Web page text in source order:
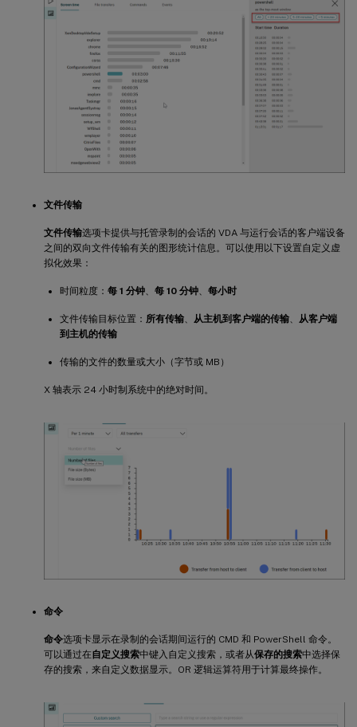
文件传输
文件传输选项卡提供与托管录制的会话的 VDA 与运行会话的客户端设备
之间的双向文件传输有关的图形统计信息。可以使用以下设置自定义虚
拟化效果：
时间粒度： 每 1 分钟、 每 10 分钟、 每小时
文件传输目标位置： 所有传输、 从主机到客户端的传输、 从客户端
到主机的传输
传输的文件的数量或大小（字节或 MB）
X 轴表示 24 小时制系统中的绝对时间。
命令
命令选项卡显示在录制的会话期间运行的 CMD 和 PowerShell 命令。
可以通过在自定义搜索中键入自定义搜索，或者从保存的搜索中选择保
存的搜索，来自定义数据显示。OR 逻辑运算符用于计算最终操作。